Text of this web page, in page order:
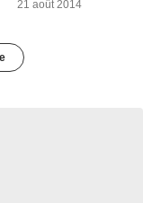
21 août 2014